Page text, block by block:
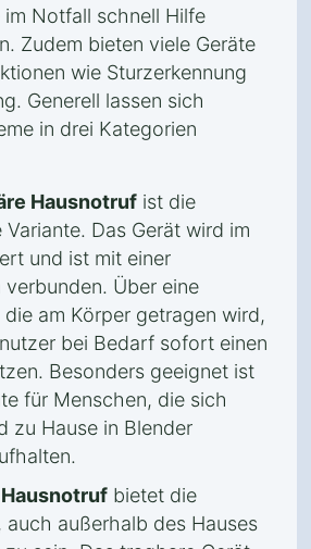
Notfall schnell Hilfe
Zudem bieten viele Geräte
wie Sturzerkennung
Generell lassen sich
in drei Kategorien
Hausnotruf ist die
Variante. Das Gerät wird im
und ist mit einer
verbunden. Über eine
am Körper getragen wird,
bei Bedarf sofort einen
Besonders geeignet ist
für Menschen, die sich
zu Hause in Blender
bietet die
außerhalb des Hauses